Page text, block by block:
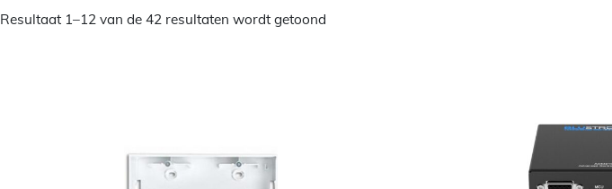
Resultaat 1–12 van de 42 resultaten wordt getoond